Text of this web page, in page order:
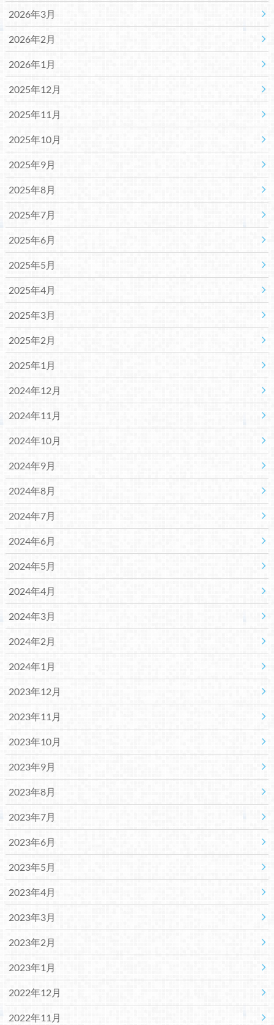
2026年3月
2026年2月
2026年1月
2025年12月
2025年11月
2025年10月
2025年9月
2025年8月
2025年7月
2025年6月
2025年5月
2025年4月
2025年3月
2025年2月
2025年1月
2024年12月
2024年11月
2024年10月
2024年9月
2024年8月
2024年7月
2024年6月
2024年5月
2024年4月
2024年3月
2024年2月
2024年1月
2023年12月
2023年11月
2023年10月
2023年9月
2023年8月
2023年7月
2023年6月
2023年5月
2023年4月
2023年3月
2023年2月
2023年1月
2022年12月
2022年11月